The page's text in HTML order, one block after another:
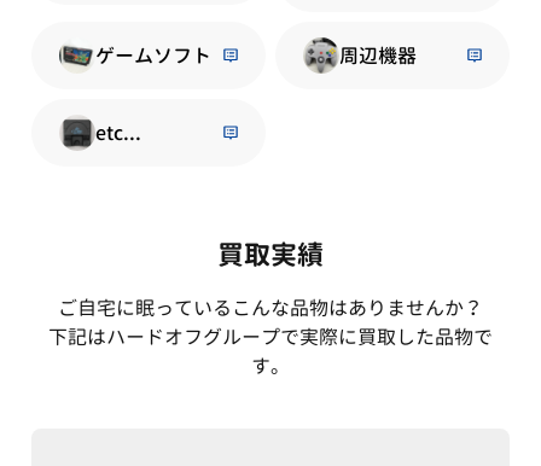
ゲームソフト 周辺機器
etc...
買取実績
ご自宅に眠っているこんな品物はありませんか？
下記はハードオフグループで実際に買取した品物で
す。